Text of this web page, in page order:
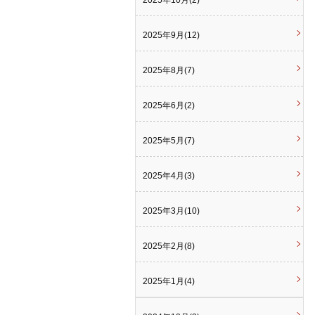
2025年9月(12)
2025年8月(7)
2025年6月(2)
2025年5月(7)
2025年4月(3)
2025年3月(10)
2025年2月(8)
2025年1月(4)